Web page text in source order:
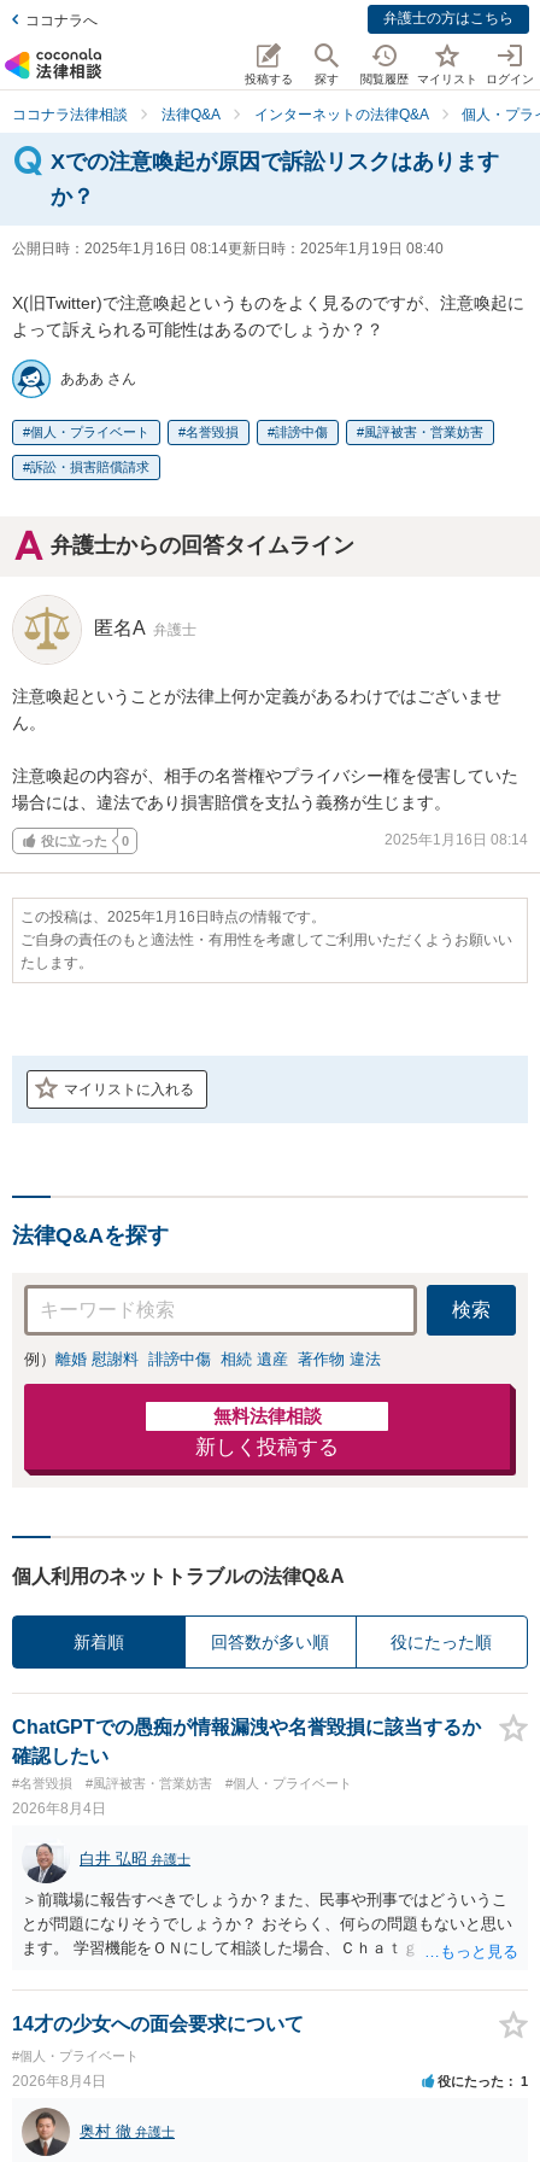
ココナラへ 弁護士の方はこちら
投稿する 探す 閲覧履歴 マイリスト ログイン
ココナラ法律相談 法律Q&A インターネットの法律Q&A 個人・プラ
Xでの注意喚起が原因で訴訟リスクはあります
か？
公開日時： 2025年1月16日 08:14更新日時： 2025年1月19日 08:40
X(旧Twitter)で注意喚起というものをよく見るのですが、注意喚起に
よって訴えられる可能性はあるのでしょうか？？
あああ さん
個人・プライベート 名誉毀損 誹謗中傷 風評被害・営業妨害
訴訟・損害賠償請求
弁護士からの回答タイムライン
匿名A 弁護士
注意喚起ということが法律上何か定義があるわけではございませ
ん。
注意喚起の内容が、相手の名誉権やプライバシー権を侵害していた
場合には、違法であり損害賠償を支払う義務が生じます。
役に立った 0 2025年1月16日 08:14
この投稿は、2025年1月16日時点の情報です。
ご自身の責任のもと適法性・有用性を考慮してご利用いただくようお願いい
たします。
マイリストに入れる
法律Q&Aを探す
検索
例） 離婚 慰謝料 誹謗中傷 相続 遺産 著作物 違法
無料法律相談
新しく投稿する
個人利用のネットトラブルの法律Q&A
新着順 回答数が多い順 役にたった順
ChatGPTでの愚痴が情報漏洩や名誉毀損に該当するか
確認したい
#名誉毀損 #風評被害・営業妨害 #個人・プライベート
2026年8月4日
白井 弘昭 弁護士
＞前職場に報告すべきでしょうか？また、民事や刑事ではどういうこ
とが問題になりそうでしょうか？ おそらく、何らの問題もないと思い
ます。 学習機能をＯＮにして相談した場合、Ｃｈａｔｇｐｔがｏｐｅ
する可能性がありますが、個人名や会社名を特定していない限り、一
般論として抽象化されて回答に織り込まれる可能性が生じるにすぎま
せんので、その情報自体が、秘密情報に当たるとは思えませんし、名
誉棄損として、個人や会社に対する誹謗中傷の不特定多数への公開に
当たるとも思われません。 もちろん、誰がその内容をｃｈａｔｇｐｔ
に入力したかも第三者にしられることはないので、個人や会社の特定
をせずに書き込んだことで（おそらく特定して書き込んだとして
14才の少女への面会要求について
#個人・プライベート
2026年8月4日 役にたった 1
奥村 徹 弁護士